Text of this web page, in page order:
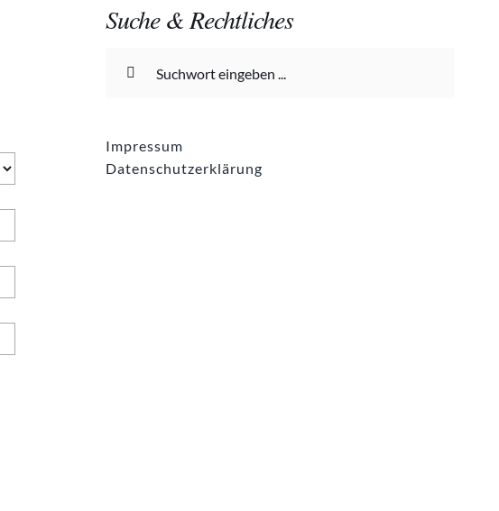
Suche & Rechtliches
nach:
Impressum
Datenschutzerklärung